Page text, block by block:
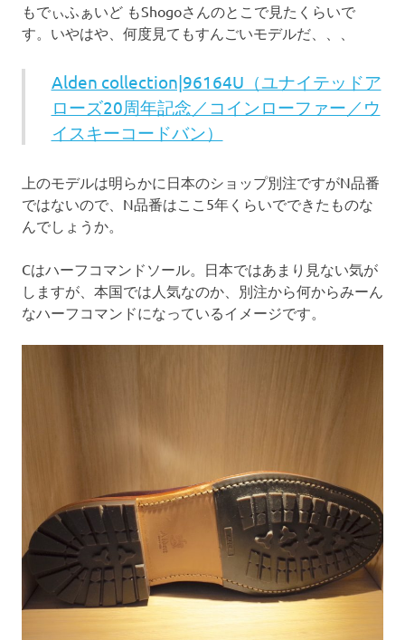
もでぃふぁいど もShogoさんのとこで見たくらいで
す。いやはや、何度見てもすんごいモデルだ、、、
Alden collection|96164U（ユナイテッドア
ローズ20周年記念／コインローファー／ウ
イスキーコードバン）
上のモデルは明らかに日本のショップ別注ですがN品番
ではないので、N品番はここ5年くらいでできたものな
んでしょうか。
Cはハーフコマンドソール。日本ではあまり見ない気が
しますが、本国では人気なのか、別注から何からみーん
なハーフコマンドになっているイメージです。